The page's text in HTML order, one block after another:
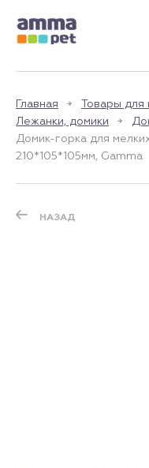
Главная
Товары для
Лежанки, домики
Домик-горка для
210*105*105мм, Gamma
НАЗАД